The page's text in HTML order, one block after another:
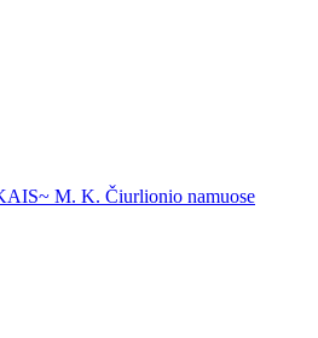
M. K. Čiurlionio namuose